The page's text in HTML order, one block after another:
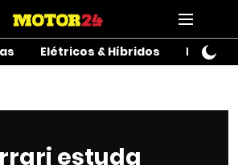
Elétricos & Híbridos Motos
estuda